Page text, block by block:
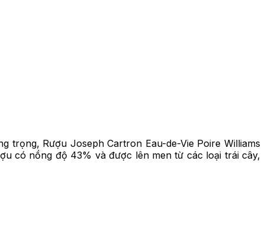
Rượu Joseph Cartron Eau-de-Vie Poire Williams
có nồng độ 43% và được lên men từ các loại trái cây,